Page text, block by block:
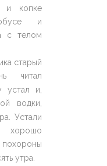
и копке
и
с телом
старый
читал
устал и,
водки,
Устали
хорошо
похороны
утра.